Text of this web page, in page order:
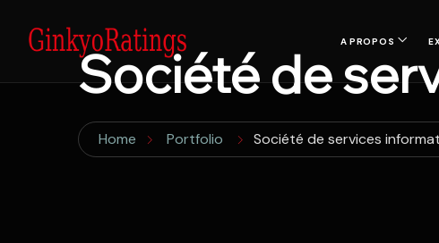
A PROPOS
Société de
Home Portfolio Société de services